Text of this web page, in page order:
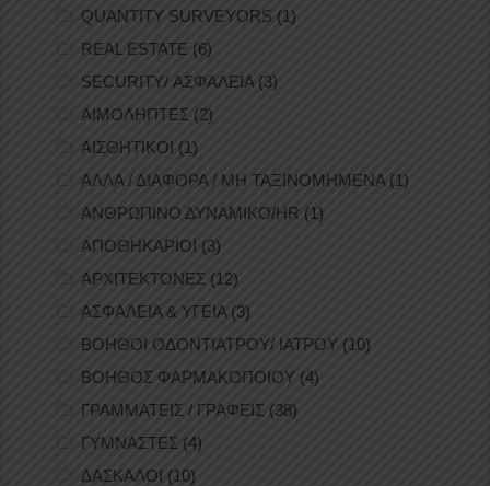
QUANTITY SURVEYORS (1)
REAL ESTATE (6)
SECURITY/ ΑΣΦΑΛΕΙΑ(3)
ΑΙΜΟΛΗΠΤΕΣ (2)
ΑΙΣΘΗΤΙΚΟΙ (1)
ΑΛΛΑ / ΔΙΑΦΟΡΑ / ΜΗ ΤΑΞΙΝΟΜΗΜΕΝΑ(1)
ΑΝΘΡΩΠΙΝΟ ΔΥΝΑΜΙΚΟ/HR (1)
ΑΠΟΘΗΚΑΡΙΟΙ (3)
ΑΡΧΙΤΕΚΤΟΝΕΣ (12)
ΑΣΦΑΛΕΙΑ & ΥΓΕΙΑ(3)
ΒΟΗΘΟΙ ΟΔΟΝΤΙΑΤΡΟΥ/ ΙΑΤΡΟΥ (10)
ΒΟΗΘΟΣ ΦΑΡΜΑΚΟΠΟΙΟΥ (4)
ΓΡΑΜΜΑΤΕΙΣ / ΓΡΑΦΕΙΣ (38)
ΓΥΜΝΑΣΤΕΣ (4)
ΔΑΣΚΑΛΟΙ (10)